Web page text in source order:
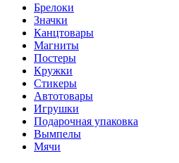
Брелоки
Значки
Канцтовары
Магниты
Постеры
Кружки
Стикеры
Автотовары
Игрушки
Подарочная упаковка
Вымпелы
Мячи